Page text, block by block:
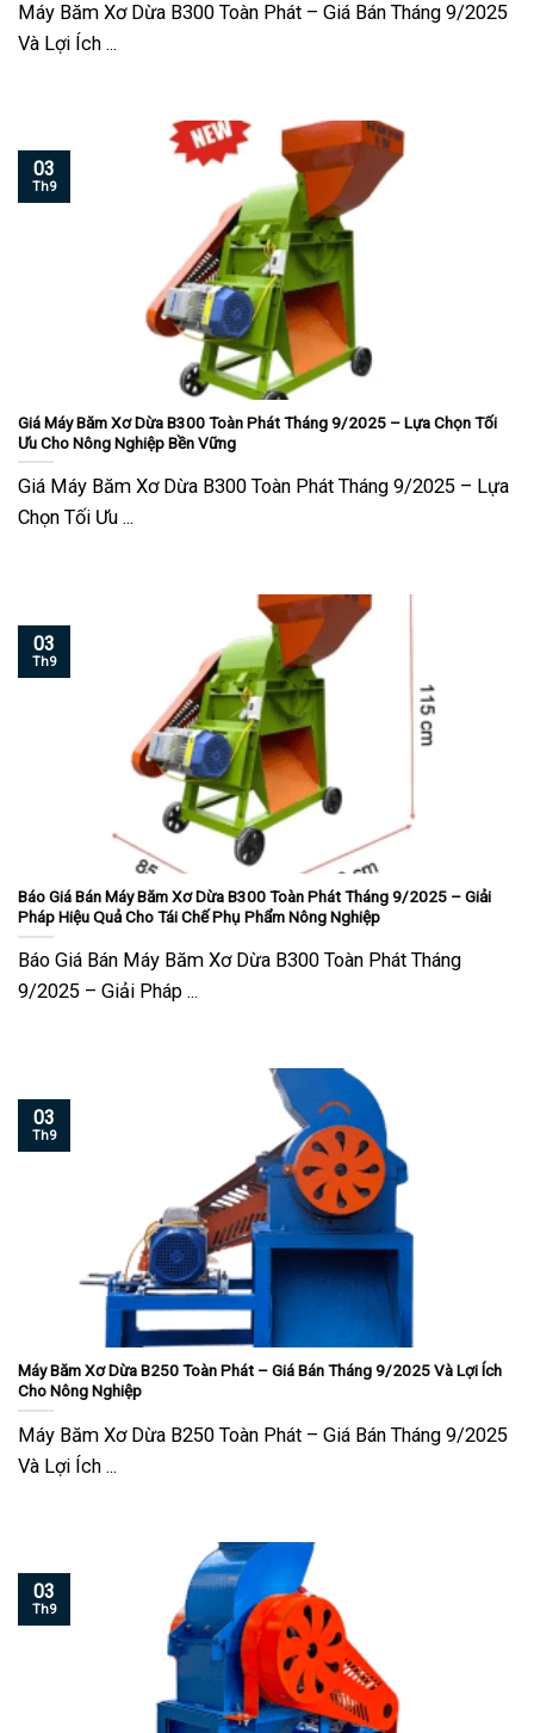
Máy Băm Xơ Dừa B300 Toàn Phát – Giá Bán Tháng 9/2025
Và Lợi Ích ...
Giá Máy Băm Xơ Dừa B300 Toàn Phát Tháng 9/2025 – Lựa Chọn Tối
Ưu Cho Nông Nghiệp Bền Vững
Giá Máy Băm Xơ Dừa B300 Toàn Phát Tháng 9/2025 – Lựa
Chọn Tối Ưu ...
03
Th9
Báo Giá Bán Máy Băm Xơ Dừa B300 Toàn Phát Tháng 9/2025 – Giải
Pháp Hiệu Quả Cho Tái Chế Phụ Phẩm Nông Nghiệp
Báo Giá Bán Máy Băm Xơ Dừa B300 Toàn Phát Tháng
9/2025 – Giải Pháp ...
03
Th9
Máy Băm Xơ Dừa B250 Toàn Phát – Giá Bán Tháng 9/2025 Và Lợi Ích
Cho Nông Nghiệp
Máy Băm Xơ Dừa B250 Toàn Phát – Giá Bán Tháng 9/2025
Và Lợi Ích ...
03
Th9
03
Th9